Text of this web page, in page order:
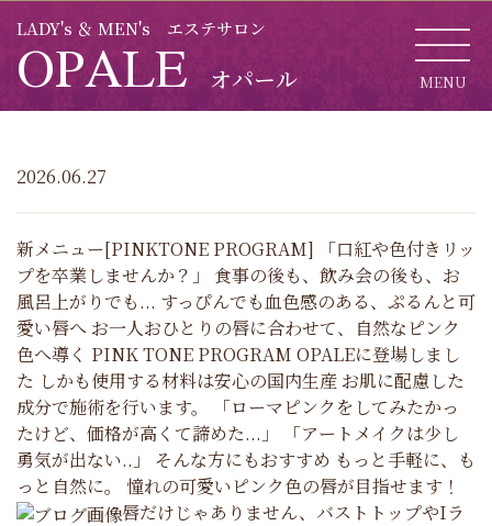
LADY's ＆ MEN's エステサロン
OPALE オパール MENU
2026.06.27
新メニュー[PINKTONE PROGRAM] 「口紅や色付きリッ
プを卒業しませんか？」 食事の後も、飲み会の後も、お
風呂上がりでも... すっぴんでも血色感のある、ぷるんと可
愛い唇へ お一人おひとりの唇に合わせて、自然なピンク
色へ導く PINK TONE PROGRAM OPALEに登場しまし
た しかも使用する材料は安心の国内生産 お肌に配慮した
成分で施術を行います。 「ローマピンクをしてみたかっ
たけど、価格が高くて諦めた...」 「アートメイクは少し
勇気が出ない..」 そんな方にもおすすめ もっと手軽に、も
っと自然に。 憧れの可愛いピンク色の唇が目指せます！
唇だけじゃありません、バストトップやIラ